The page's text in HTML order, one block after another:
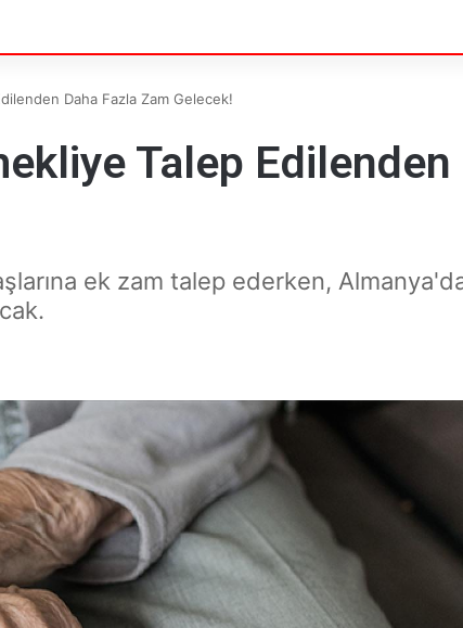
Daha Fazla Zam Gelecek!
Talep
ek zam talep ederken,